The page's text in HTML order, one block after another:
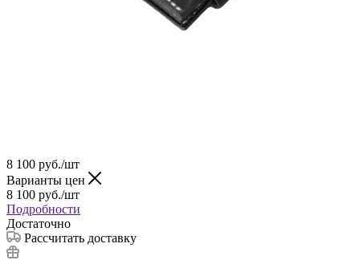
8 100 руб./шт
Варианты цен
8 100 руб./шт
Подробности
Достаточно
Рассчитать доставку